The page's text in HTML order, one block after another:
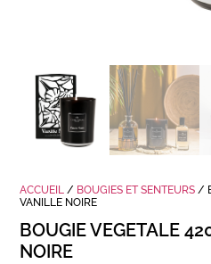
ACCUEIL / BOUGIES ET SENTEURS /
VANILLE NOIRE
BOUGIE VEGETALE
NOIRE